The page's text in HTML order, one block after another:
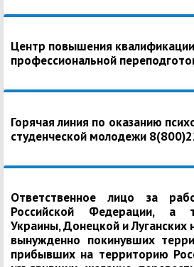
Центр повышения
профессиональной
Горячая линия по оказанию
студенческой молодежи
Ответственное лицо за
Российской Федерации, а
Украины, Донецкой и Луганских
вынужденно покинувших
прибывших на территорию